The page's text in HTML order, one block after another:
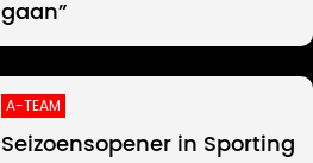
gaan”
A-TEAM
Seizoensopener in Sporting